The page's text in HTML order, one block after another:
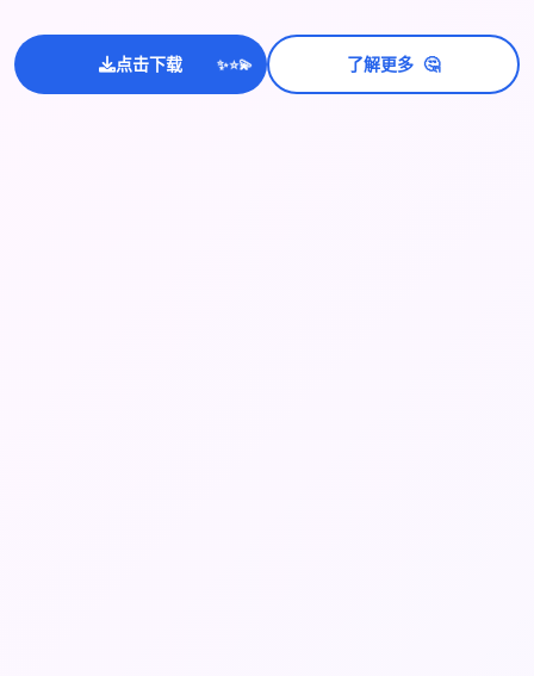
点击下载 ✨
⭐
💫 了解更多 🤔